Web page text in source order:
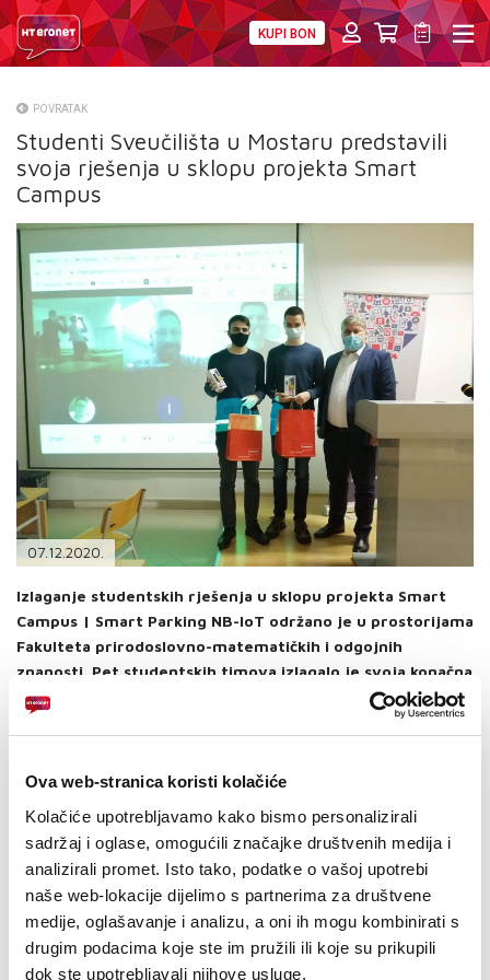
Ova web-stranica koristi kolačiće
Kolačiće upotrebljavamo kako bismo personalizirali
sadržaj i oglase, omogućili značajke društvenih medija i
analizirali promet. Isto tako, podatke o vašoj upotrebi
naše web-lokacije dijelimo s partnerima za društvene
medije, oglašavanje i analizu, a oni ih mogu kombinirati s
drugim podacima koje ste im pružili ili koje su prikupili
dok ste upotrebljavali njihove usluge.
KUPI BON
O NAMA
PRESS
NATJEČAJI
VELEPRODAJA
KONTAKTI
MOJ PROFIL
E-RAČUN
PODRŠKA
TELEFONSKI IMENIK
POVRATAK
Studenti Sveučilišta u Mostaru predstavili
svoja rješenja u sklopu projekta Smart
Campus
07.12.2020.
Izlaganje studentskih rješenja u sklopu projekta Smart
Campus | Smart Parking NB-IoT održano je u prostorijama
Fakulteta prirodoslovno-matematičkih i odgojnih
znanosti. Pet studentskih timova izlagalo je svoja konačna
rješenja, dok su stručni ocjenjivački žiri činili v. asistent
Daniel Vasić uime SUMIT-a, doc. dr. sc. Goran Kraljević,
Nikola Tesla.
prirodoslovno-matematičkih i odgojnih znanosti Stanka Bebeka,
Andreja Prskala i Igora Vukića. Tri vrijedna uređaja za pobjednički
tim osigurao je HT Eronet, a nagrade je, uime člana Uprave i
izvršnog direktora za nepokretnu mrežu HT Eroneta Tomislava
Ruka, uručio voditelj Grupe za razvoj ICT usluga Ivan Barbarić.
Drugo mjesto osvojili su Božo Skoko, Robert Slišković i Branimir
Raguž, studenti Fakulteta strojarstva, računarstva i elektrotehnike,